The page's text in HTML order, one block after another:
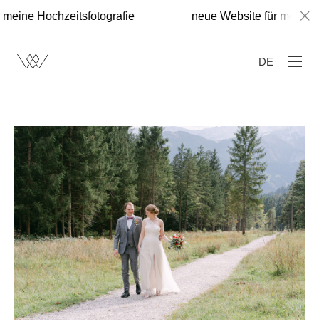
Hochzeitsfotografie neue Website für meine
DE